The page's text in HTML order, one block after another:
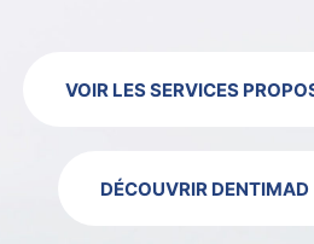
VOIR LES SERVICES
DÉCOUVRIR DENTIMAD